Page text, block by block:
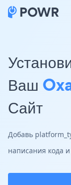
Ваш
Сайт
Добавь
написания кода